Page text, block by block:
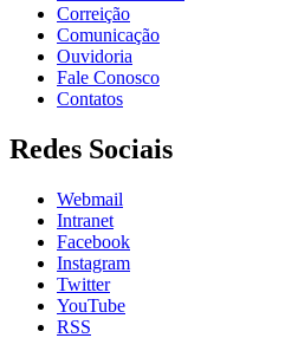
Correição
Comunicação
Ouvidoria
Fale Conosco
Contatos
Redes Sociais
Webmail
Intranet
Facebook
Instagram
Twitter
YouTube
RSS